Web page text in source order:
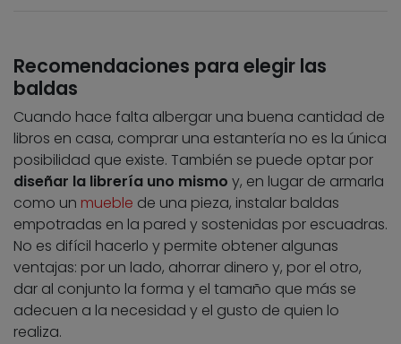
Recomendaciones para elegir las
baldas
Cuando hace falta albergar una buena cantidad de
libros en casa, comprar una estantería no es la única
posibilidad que existe. También se puede optar por
diseñar la librería uno mismo y, en lugar de armarla
como un mueble de una pieza, instalar baldas
empotradas en la pared y sostenidas por escuadras.
No es difícil hacerlo y permite obtener algunas
ventajas: por un lado, ahorrar dinero y, por el otro,
dar al conjunto la forma y el tamaño que más se
adecuen a la necesidad y el gusto de quien lo
realiza.